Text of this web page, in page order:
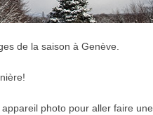
de la saison à Genève.
photo pour aller faire une